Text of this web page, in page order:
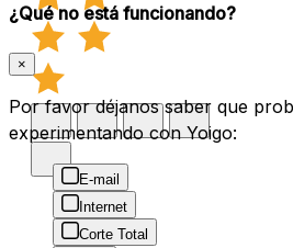
¿Qué no está funcionando?
×
Por favor déjanos saber que
experimentando con Yoigo:
E-mail
Internet
Corte Total